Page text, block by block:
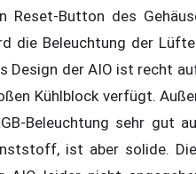
Reset-Button des
die Beleuchtung der
Design der AIO ist recht
Kühlblock verfügt.
Beleuchtung sehr gut
ist aber solide.